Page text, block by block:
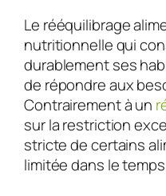
Le rééquilibrage
nutritionnelle qui
durablement ses
de répondre aux
Contrairement à un
sur la restriction
stricte de certains
limitée dans le